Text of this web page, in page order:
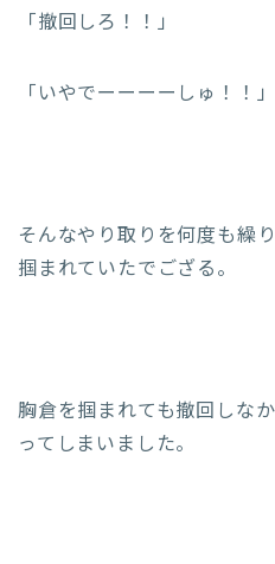
「撤回しろ！！」
「いやでーーーーしゅ！！」
そんなやり取りを何度も繰
掴まれていたでござる。
胸倉を掴まれても撤回しな
ってしまいました。